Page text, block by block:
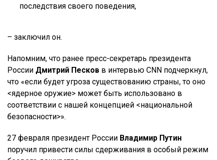
последствия своего поведения,
– заключил он.
Напомним, что ранее пресс-секретарь президента
России Дмитрий Песков в интервью CNN подчеркнул,
что «если будет угроза существованию страны, то оно
<ядерное оружие> может быть использовано в
соответствии с нашей концепцией <национальной
безопасности>».
27 февраля президент России Владимир Путин
поручил привести силы сдерживания в особый режим